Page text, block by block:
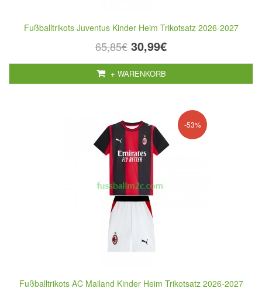
Fußballtrikots Juventus Kinder Heim Trikotsatz 2026-2027
65,85€ 30,99€
+ WARENKORB
-53%
Fußballtrikots AC Mailand Kinder Heim Trikotsatz 2026-2027